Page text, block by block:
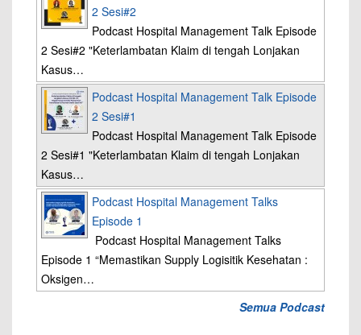
2 Sesi#2
Podcast Hospital Management Talk Episode
2 Sesi#2 "Keterlambatan Klaim di tengah Lonjakan
Kasus…
Podcast Hospital Management Talk Episode
2 Sesi#1
Podcast Hospital Management Talk Episode
2 Sesi#1 "Keterlambatan Klaim di tengah Lonjakan
Kasus…
Podcast Hospital Management Talks
Episode 1
Podcast Hospital Management Talks
Episode 1 “Memastikan Supply Logisitik Kesehatan :
Oksigen…
Semua Podcast